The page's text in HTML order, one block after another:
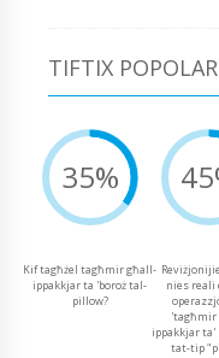
TIFTIX
35%
Kif tagħżel tagħmir għall-
ippakkjar ta 'boroż tal-
pillow?
nies reali
'tagħmir
ippakkjar
tat-tip